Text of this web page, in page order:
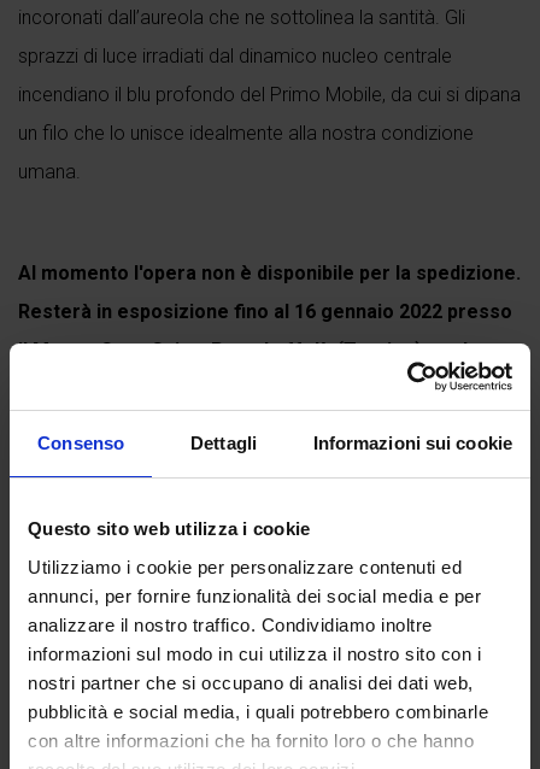
Consenso Dettagli Informazioni sui cookie
Questo sito web utilizza i cookie
Utilizziamo i cookie per personalizzare contenuti ed
annunci, per fornire funzionalità dei social media e per
analizzare il nostro traffico. Condividiamo inoltre
informazioni sul modo in cui utilizza il nostro sito con i
nostri partner che si occupano di analisi dei dati web,
pubblicità e social media, i quali potrebbero combinarle
con altre informazioni che ha fornito loro o che hanno
incoronati dall’aureola che ne sottolinea la santità. Gli
sprazzi di luce irradiati dal dinamico nucleo centrale
incendiano il blu profondo del Primo Mobile, da cui si dipana
un filo che lo unisce idealmente alla nostra condizione
umana.
Al momento l'opera non è disponibile per la spedizione.
Resterà in esposizione fino al 16 gennaio 2022 presso
il Museo Casa Gaia a Portobuffolè (Treviso) per la
Continua a leggere
Recensioni
Ancora non ci sono recensioni.
Recensisci per primo “Questo cielo non ha altro dove”
(Click here to login and review this product)